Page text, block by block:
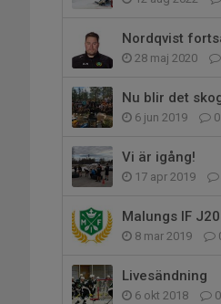
Nordqvist
28 maj 2020
Nu blir det
6 jun 2019 0
Vi är igång!
17 apr 2019
Malungs IF
8 mar 2019
Livesändning
6 okt 2018 0